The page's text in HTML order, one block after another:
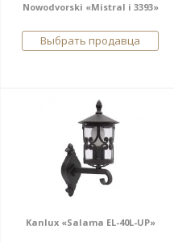
Nowodvorski «Mistral i 3393»
Выбрать продавца
Kanlux «Salama EL-40L-UP»